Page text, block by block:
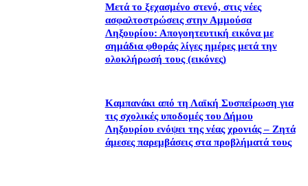
Μετά το ξεχασμένο στενό, στις νέες
ασφαλτοστρώσεις στην Αμμούσα
Ληξουρίου: Απογοητευτική εικόνα με
σημάδια φθοράς λίγες ημέρες μετά την
ολοκλήρωσή τους (εικόνες)
Καμπανάκι από τη Λαϊκή Συσπείρωση για
τις σχολικές υποδομές του Δήμου
Ληξουρίου ενόψει της νέας χρονιάς – Ζητά
άμεσες παρεμβάσεις στα προβλήματά τους